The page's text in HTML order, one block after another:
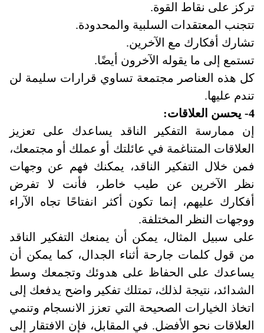
تركز على نقاط القوة.
تتجنب المعتقدات السلبية والمحدودة.
تشارك أفكارك مع الآخرين.
تستمع إلى ما يقوله الآخرون أيضًا.
كل هذه العناصر مجتمعة تساوي قرارات سليمة لن
تندم عليها.
4- يحسن العلاقات:
إن ممارسة التفكير الناقد يساعدك على تعزيز
العلاقات المتناغمة في عائلتك أو عملك أو مجتمعك،
فمن خلال التفكير الناقد، يمكنك فهم عن وجهات
نظر الآخرين عن طيب خاطر، فأنت لا تفرض
أفكارك عليهم، إنما تكون أكثر انفتاحًا تجاه الآراء
ووجهات النظر المختلفة.
على سبيل المثال، يمكن أن يمنعك التفكير الناقد
من قول كلمات جارحة أثناء الجدال، كما يمكن أن
يساعدك على الحفاظ على هدوئك وتجمعك وسط
الشدائد، نتيجة لذلك، تمتلك تفكير واضح يدفعك إلى
اتخاذ الخيارات الصحيحة التي تعزز الانسجام وتنمي
العلاقات نحو الأفضل. في المقابل، فإن الافتقار إلى